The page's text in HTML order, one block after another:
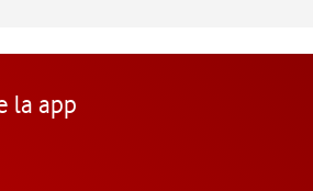
la app